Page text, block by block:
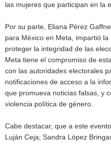
las mujeres que participan en la
Por su parte, Eliana Pérez
para México en Meta, impartió
proteger la integridad de las
Meta tiene el compromiso de
con las autoridades electorales
notificaciones de acceso a la
que promueva noticias falsas, y
violencia política de género.
Cabe destacar, que a este
Luján Ceja; Sandra López